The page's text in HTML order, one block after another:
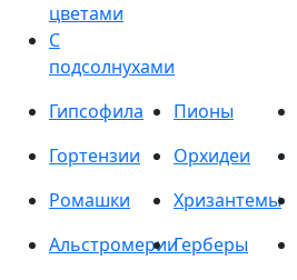
цветами
С
подсолнухами
Гипсофила
Пионы
Гортензии
Орхидеи
Ромашки
Хризантемы
АльстромерииГерберы